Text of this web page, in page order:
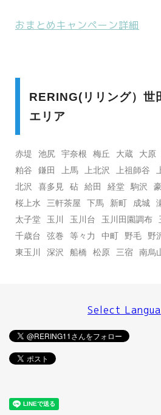
おまとめキャンペーン詳細
RERING(リリング）世
エリア
赤堤 池尻 宇奈根 梅丘 大蔵 大原
粕谷
鎌田 上馬 上北沢 上祖師谷
北沢
喜多見 砧 給田 経堂 駒沢
桜上水
三軒茶屋 下馬 新町 成城
太子堂
玉川 玉川台 玉川田園調布
千歳台
弦巻 等々力 中町 野毛 野
東玉川
深沢 船橋 松原 三宿 南烏
Select